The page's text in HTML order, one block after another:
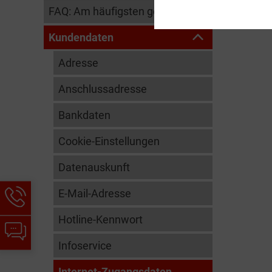
FAQ: Am häufigsten gesucht
Kundendaten
Adresse
Anschlussadresse
Bankdaten
Cookie-Einstellungen
Datenauskunft
E-Mail-Adresse
Hotline-Kennwort
Infoservice
Hotline-
Informationen
werden
angezeigt
Chat-
Informationen